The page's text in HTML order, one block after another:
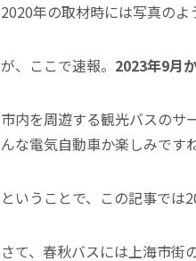
2020年の取材時には写真のよ
が、ここで速報。 2023年9月
市内を周遊する観光バスのサ
んな電気自動車か楽しみですね
ということで、この記事では
さて、春秋バスには上海市街